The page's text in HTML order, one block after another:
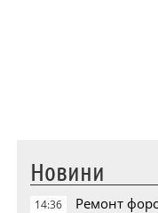
Новини
14:36 Ремонт